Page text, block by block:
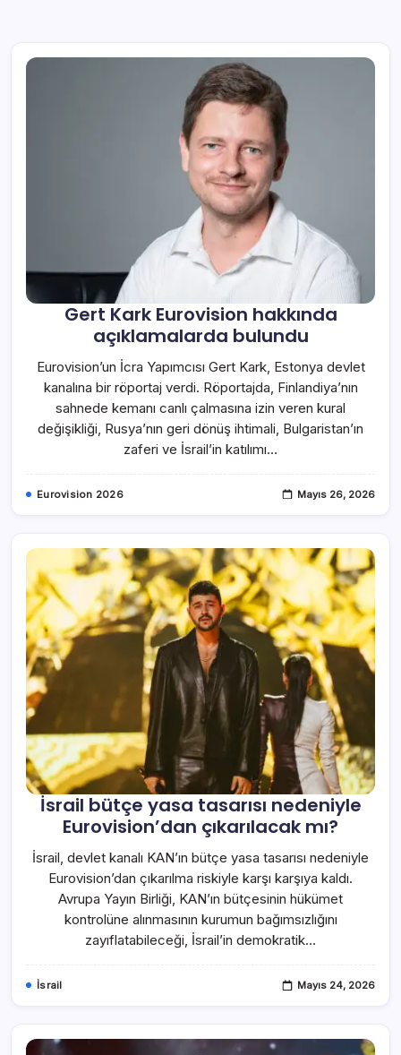
Gert Kark Eurovision hakkında
açıklamalarda bulundu
Eurovision’un İcra Yapımcısı Gert Kark, Estonya devlet
kanalına bir röportaj verdi. Röportajda, Finlandiya’nın
sahnede kemanı canlı çalmasına izin veren kural
değişikliği, Rusya’nın geri dönüş ihtimali, Bulgaristan’ın
zaferi ve İsrail’in katılımı…
Eurovision 2026 Mayıs 26, 2026
İsrail bütçe yasa tasarısı nedeniyle
Eurovision’dan çıkarılacak mı?
İsrail, devlet kanalı KAN’ın bütçe yasa tasarısı nedeniyle
Eurovision’dan çıkarılma riskiyle karşı karşıya kaldı.
Avrupa Yayın Birliği, KAN’ın bütçesinin hükümet
kontrolüne alınmasının kurumun bağımsızlığını
zayıflatabileceği, İsrail’in demokratik…
İsrail Mayıs 24, 2026